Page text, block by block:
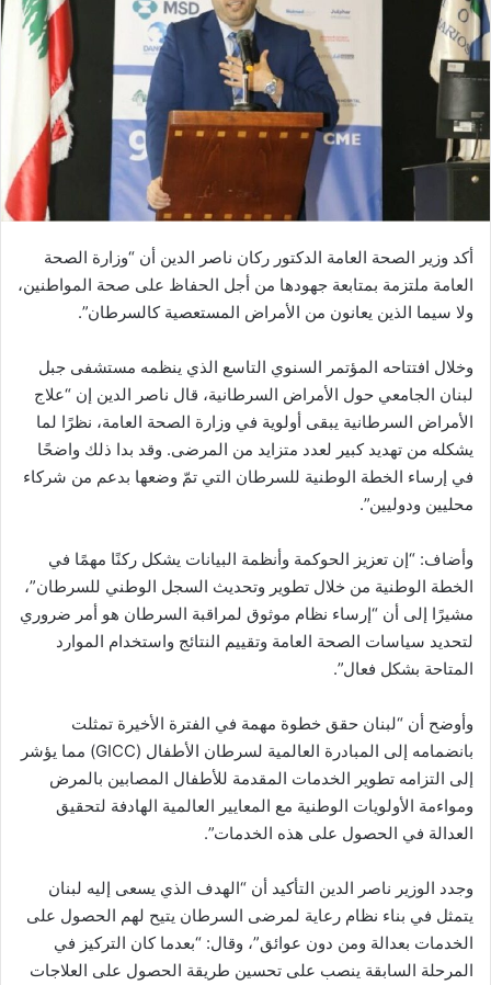
أكد وزير الصحة العامة الدكتور ركان ناصر الدين أن “وزارة الصحة
العامة ملتزمة بمتابعة جهودها من أجل الحفاظ على صحة المواطنين،
ولا سيما الذين يعانون من الأمراض المستعصية كالسرطان”.
وخلال افتتاحه المؤتمر السنوي التاسع الذي ينظمه مستشفى جبل
لبنان الجامعي حول الأمراض السرطانية، قال ناصر الدين إن “علاج
الأمراض السرطانية يبقى أولوية في وزارة الصحة العامة، نظرًا لما
يشكله من تهديد كبير لعدد متزايد من المرضى. وقد بدا ذلك واضحًا
في إرساء الخطة الوطنية للسرطان التي تمّ وضعها بدعم من شركاء
محليين ودوليين”.
وأضاف: “إن تعزيز الحوكمة وأنظمة البيانات يشكل ركنًا مهمًا في
الخطة الوطنية من خلال تطوير وتحديث السجل الوطني للسرطان”،
مشيرًا إلى أن “إرساء نظام موثوق لمراقبة السرطان هو أمر ضروري
لتحديد سياسات الصحة العامة وتقييم النتائج واستخدام الموارد
المتاحة بشكل فعال”.
وأوضح أن “لبنان حقق خطوة مهمة في الفترة الأخيرة تمثلت
بانضمامه إلى المبادرة العالمية لسرطان الأطفال (GICC) مما يؤشر
إلى التزامه تطوير الخدمات المقدمة للأطفال المصابين بالمرض
ومواءمة الأولويات الوطنية مع المعايير العالمية الهادفة لتحقيق
العدالة في الحصول على هذه الخدمات”.
وجدد الوزير ناصر الدين التأكيد أن “الهدف الذي يسعى إليه لبنان
يتمثل في بناء نظام رعاية لمرضى السرطان يتيح لهم الحصول على
الخدمات بعدالة ومن دون عوائق”، وقال: “بعدما كان التركيز في
المرحلة السابقة ينصب على تحسين طريقة الحصول على العلاجات